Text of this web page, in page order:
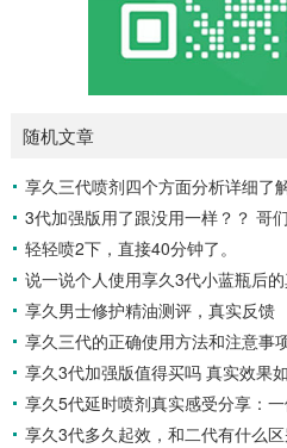
随机文章
享久三代喷剂四个方面分析详细了
3代加强版用了跟没用一样？？ 哥
轻轻喷2下，直接40分钟了。
说一说个人使用享久3代小蓝瓶后
享久男士修护精油测评，真实反馈
享久三代的正确使用方法和注意事
享久3代加强版值得买吗 真实效果
享久5代延时喷剂真实感受分享：
享久3代多久起效，和二代有什么区